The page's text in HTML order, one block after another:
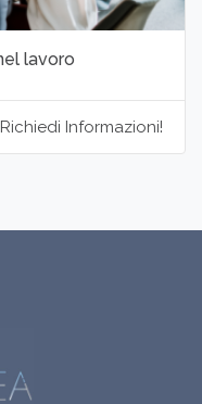
lavoro
Richiedi Informazioni!